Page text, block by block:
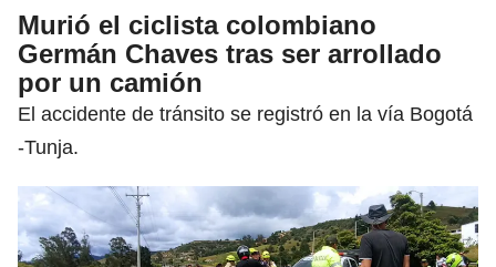
Murió el ciclista colombiano
Germán Chaves tras ser arrollado
por un camión
El accidente de tránsito se registró en la vía Bogotá
-Tunja.